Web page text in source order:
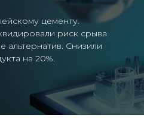
цементу.
риск срыва
альтернатив. Снизили
на 20%.